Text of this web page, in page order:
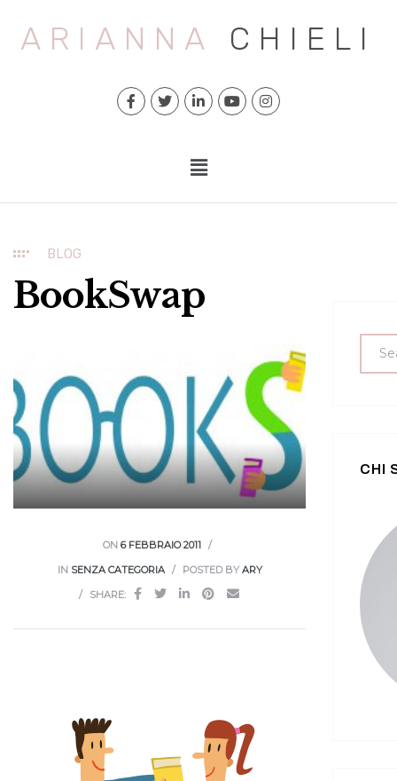
ARIANNA CHIELI
BLOG
BookSwap
ON 6 FEBBRAIO 2011
IN SENZA CATEGORIA POSTED BY ARY
SHARE:
CHI